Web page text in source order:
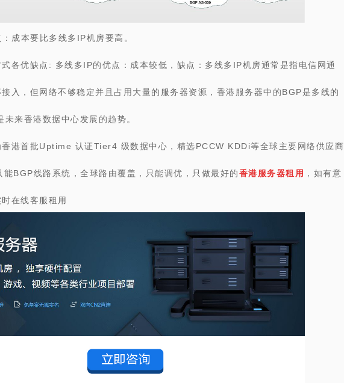
成本要比多线多IP机房要高。
各优缺点: 多线多IP的优点：成本较低，缺点：多线多IP机房通常是指电信网通
入，但网络不够稳定并且占用大量的服务器资源， 香港服务器中的BGP是多线的
未来香港数据中心发展的趋势。
香港首批Uptime 认证Tier4 级数据中心，精选PCCW KDDi等全球主要网络供应商
能BGP线路系统，全球路由覆盖，只能调优，只做最好的香港服务器租用 ，如有意
在线客服租用